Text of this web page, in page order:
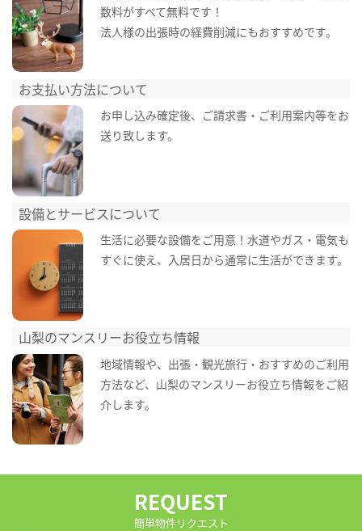
数料がすべて無料です！
法人様の出張時の経費削減にもおすすめです。
お支払い方法について
お申し込み確定後、ご請求書・ご利用案内等をお
送り致します。
設備とサービスについて
生活に必要な設備をご用意！水道やガス・電気も
すぐに使え、入居日から通常に生活ができます。
山梨のマンスリーお役立ち情報
地域情報や、出張・観光旅行・おすすめのご利用
方法など、山梨のマンスリーお役立ち情報をご紹
介します。
REQUEST
簡単物件リクエスト